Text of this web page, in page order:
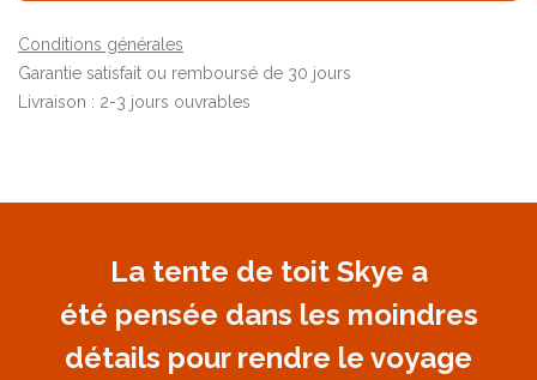
Conditions générales
Garantie satisfait ou remboursé de 30 jours
Livraison : 2-3 jours ouvrables
La tente de toit Skye a
été pensée dans les moindres
détails pour rendre le voyage